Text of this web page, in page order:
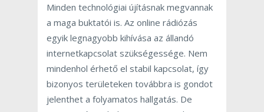
Minden technológiai újításnak megvannak
a maga buktatói is. Az online rádiózás
egyik legnagyobb kihívása az állandó
internetkapcsolat szükségessége. Nem
mindenhol érhető el stabil kapcsolat, így
bizonyos területeken továbbra is gondot
jelenthet a folyamatos hallgatás. De